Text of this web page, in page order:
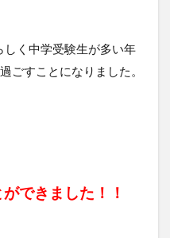
しく中学受験生が多い年
ごすことになりました。
できました！！